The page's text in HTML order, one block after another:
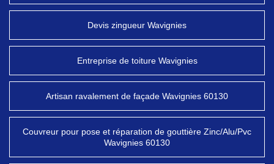
Devis zingueur Wavignies
Entreprise de toiture Wavignies
Artisan ravalement de façade Wavignies 60130
Couvreur pour pose et réparation de gouttière Zinc/Alu/Pvc
Wavignies 60130